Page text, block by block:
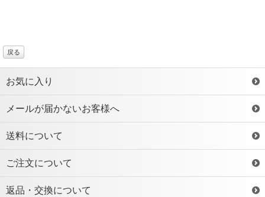
戻る
お気に入り
メールが届かないお客様へ
送料について
ご注文について
返品・交換について